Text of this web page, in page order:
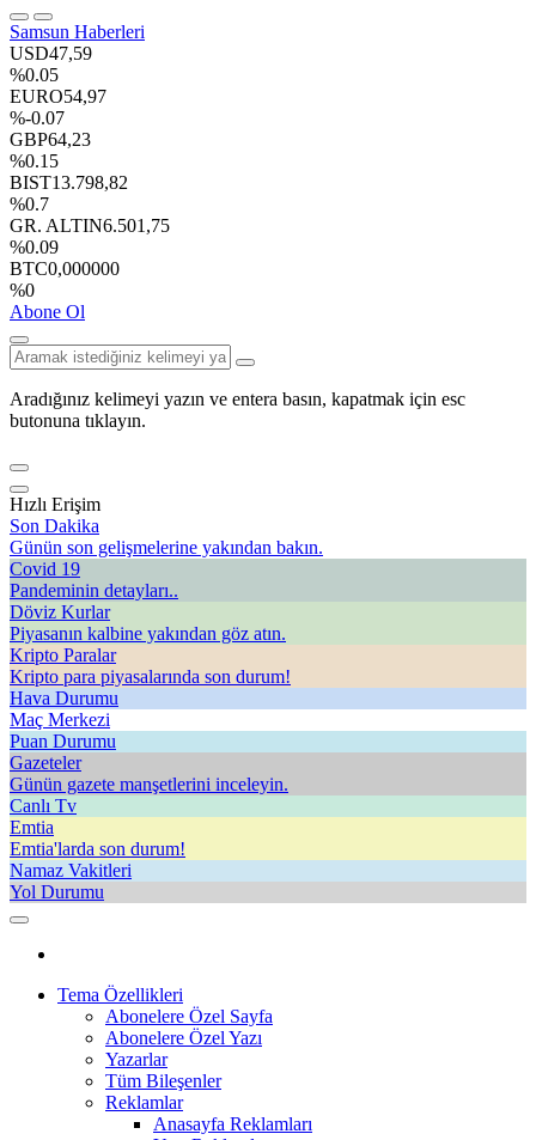
Samsun Haberleri
USD47,59
%0.05
EURO54,97
%-0.07
GBP64,23
%0.15
BIST13.798,82
%0.7
GR. ALTIN6.501,75
%0.09
BTC0,000000
%0
Abone Ol
Aradığınız kelimeyi yazın ve entera basın, kapatmak için esc
butonuna tıklayın.
Hızlı Erişim
Son Dakika
Günün son gelişmelerine yakından bakın.
Covid 19
Pandeminin detayları..
Döviz Kurlar
Piyasanın kalbine yakından göz atın.
Kripto Paralar
Kripto para piyasalarında son durum!
Hava Durumu
Maç Merkezi
Puan Durumu
Gazeteler
Günün gazete manşetlerini inceleyin.
Canlı Tv
Emtia
Emtia'larda son durum!
Namaz Vakitleri
Yol Durumu
Tema Özellikleri
Abonelere Özel Sayfa
Abonelere Özel Yazı
Yazarlar
Tüm Bileşenler
Reklamlar
Anasayfa Reklamları